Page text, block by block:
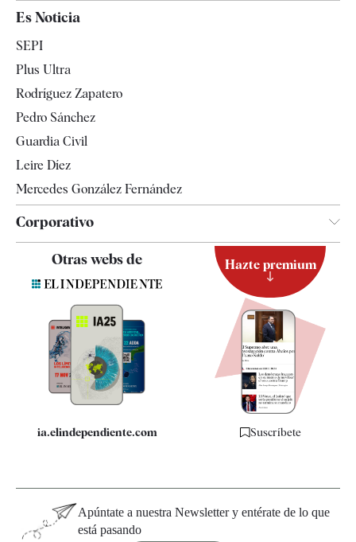
España
Televisión
Es Noticia
SEPI
Plus Ultra
Rodríguez Zapatero
Pedro Sánchez
Guardia Civil
Leire Díez
Mercedes González Fernández
Corporativo
Contacto
Quiénes somos
Especificaciones
Otras webs de
ia.elindependiente.com
Hazte premium
Suscríbete
Apúntate a nuestra Newsletter y entérate de lo que
está pasando